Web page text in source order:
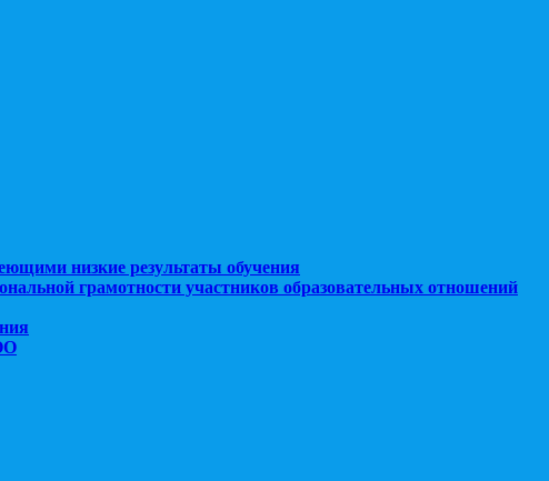
низкие результаты обучения
грамотности участников образовательных отношений